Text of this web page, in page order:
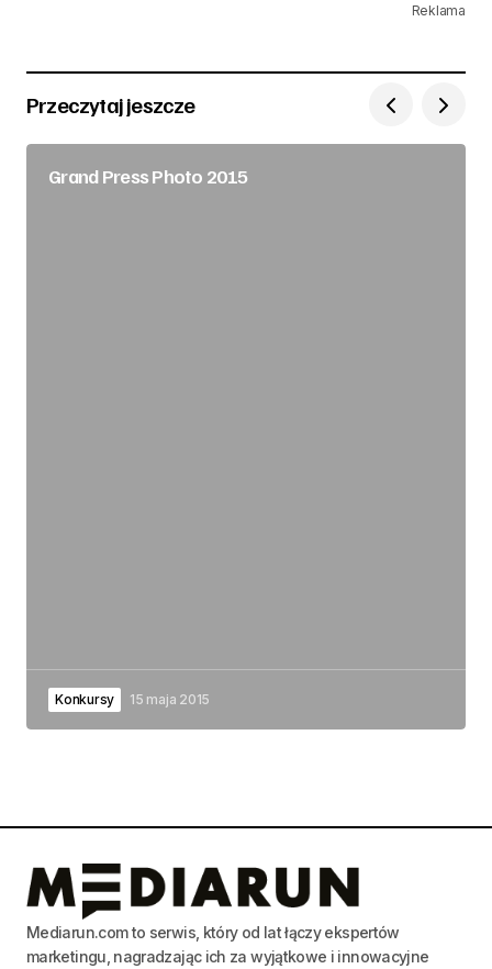
Reklama
Przeczytaj jeszcze
Grand Press Photo 2015
Konkursy 15 maja 2015
Mediarun.com to serwis, który od lat łączy ekspertów
marketingu, nagradzając ich za wyjątkowe i innowacyjne